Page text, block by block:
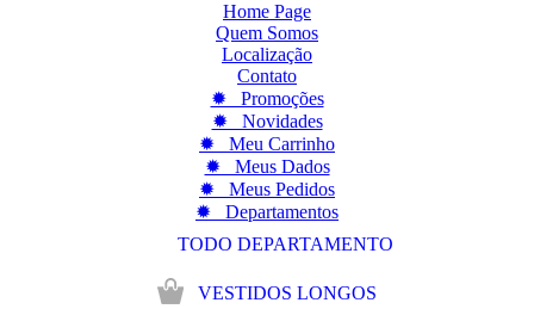
Home Page
Quem Somos
Localização
Contato
✹ Promoções
✹ Novidades
✹ Meu Carrinho
✹ Meus Dados
✹ Meus Pedidos
✹ Departamentos
TODO DEPARTAMENTO
VESTIDOS LONGOS